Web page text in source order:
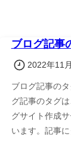
ブログ記事
2022年11
ブログ記事の
グ記事のタグ
グサイト作成
います。記事